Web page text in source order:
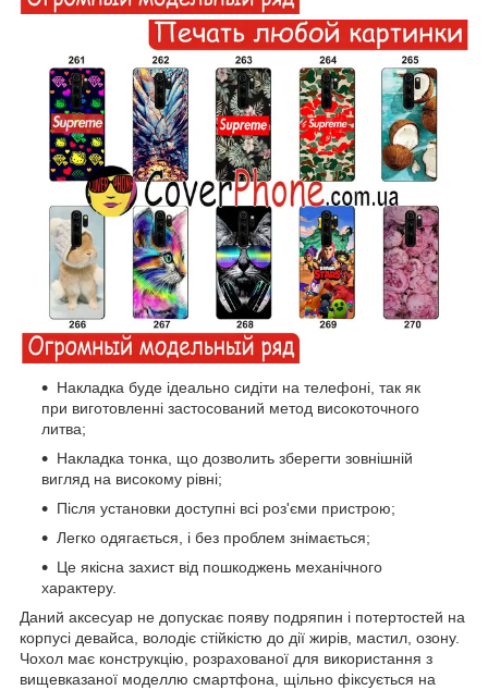
Накладка буде ідеально сидіти на телефоні, так як
при виготовленні застосований метод високоточного
литва;
Накладка тонка, що дозволить зберегти зовнішній
вигляд на високому рівні;
Після установки доступні всі роз'єми пристрою;
Легко одягається, і без проблем знімається;
Це якісна захист від пошкоджень механічного
характеру.
Даний аксесуар не допускає появу подряпин і потертостей на
корпусі девайса, володіє стійкістю до дії жирів, мастил, озону.
Чохол має конструкцію, розрахованої для використання з
вищевказаної моделлю смартфона, щільно фіксується на